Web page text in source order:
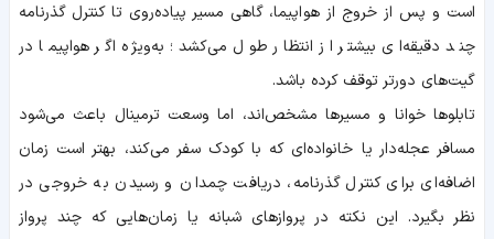
است و پس از خروج از هواپیما، گاهی مسیر پیاده‌روی تا کنترل گذرنامه
چند دقیقه‌ای بیشتر از انتظار طول می‌کشد؛ به‌ویژه اگر هواپیما در
گیت‌های دورتر توقف کرده باشد.
تابلوها خوانا و مسیرها مشخص‌اند، اما وسعت ترمینال باعث می‌شود
مسافر عجله‌دار یا خانواده‌ای که با کودک سفر می‌کند، بهتر است زمان
اضافه‌ای برای کنترل گذرنامه، دریافت چمدان و رسیدن به خروجی در
نظر بگیرد. این نکته در پروازهای شبانه یا زمان‌هایی که چند پرواز